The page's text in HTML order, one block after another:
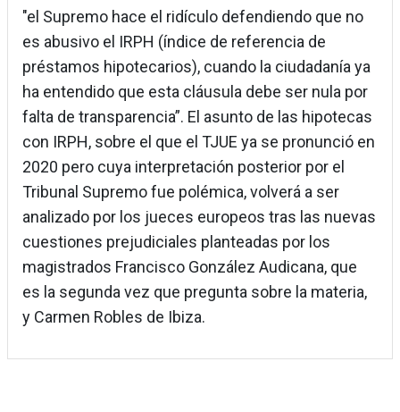
"el Supremo hace el ridículo defendiendo que no
es abusivo el IRPH (índice de referencia de
préstamos hipotecarios), cuando la ciudadanía ya
ha entendido que esta cláusula debe ser nula por
falta de transparencia”. El asunto de las hipotecas
con IRPH, sobre el que el TJUE ya se pronunció en
2020 pero cuya interpretación posterior por el
Tribunal Supremo fue polémica, volverá a ser
analizado por los jueces europeos tras las nuevas
cuestiones prejudiciales planteadas por los
magistrados Francisco González Audicana, que
es la segunda vez que pregunta sobre la materia,
y Carmen Robles de Ibiza.